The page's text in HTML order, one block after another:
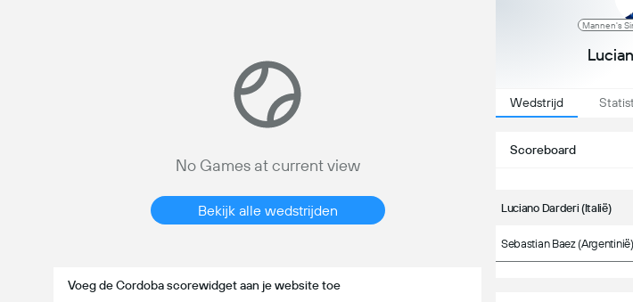
No Games at current view
Bekijk alle wedstrijden
Voeg de Cordoba scorewidget aan je website toe
Mannen's
Wedstrijd
Scoreboard
Luciano Darderi (Italië)
Sebastian Baez (Argentinië)